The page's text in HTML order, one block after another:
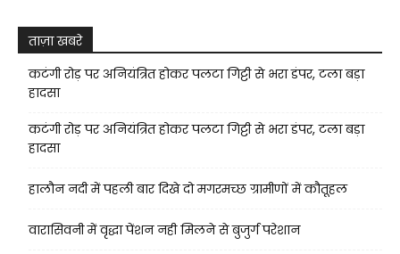
ताज़ा खबरे
कटंगी रोड़ पर अनियंत्रित होकर पलटा गिट्टी से भरा डंपर, टला बड़ा
हादसा
कटंगी रोड़ पर अनियंत्रित होकर पलटा गिट्टी से भरा डंपर, टला बड़ा
हादसा
हालौन नदी में पहली बार दिखे दो मगरमच्छ ग्रामीणों में कौतूहल
वारासिवनी में वृद्धा पेंशन नही मिलने से बुजुर्ग परेशान